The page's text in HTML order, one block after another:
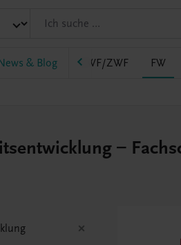
& Blog
BRP BS EWF/ZWF FW
–